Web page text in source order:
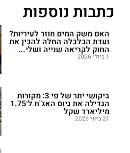
כתבות נוספות
האם משק המים חוזר לעיריות?
ועדת הכלכלה החלה להכין את
החוק לקריאה שנייה ושלי...
1 ביולי 2026
ביקושי יתר של פי 3: מקורות
הגדילה את גיוס האג"ח ל־1.75
מיליארד שקל
21 ביוני 2026